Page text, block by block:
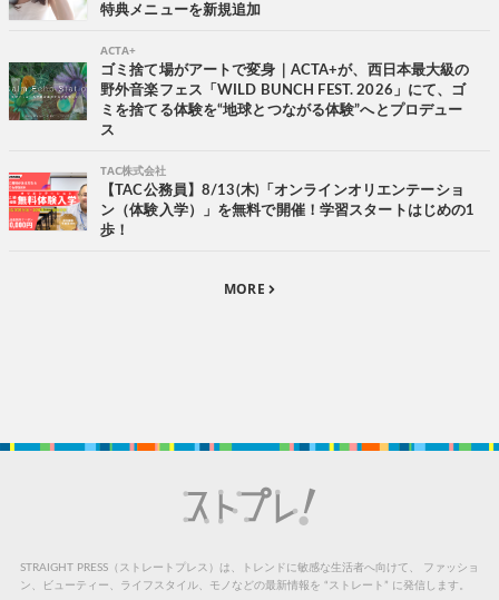
特典メニューを新規追加
ACTA+
ゴミ捨て場がアートで変身｜ACTA+が、西日本最大級の
野外音楽フェス「WILD BUNCH FEST. 2026」にて、ゴ
ミを捨てる体験を“地球とつながる体験”へとプロデュー
ス
TAC株式会社
【TAC公務員】8/13(木)「オンラインオリエンテーショ
ン（体験入学）」を無料で開催！学習スタートはじめの1
歩！
MORE
STRAIGHT PRESS（ストレートプレス）は、トレンドに敏感な生活者へ向けて、
ファッショ
ン、ビューティー、ライフスタイル、モノなどの最新情報を “ストレート” に発信します。